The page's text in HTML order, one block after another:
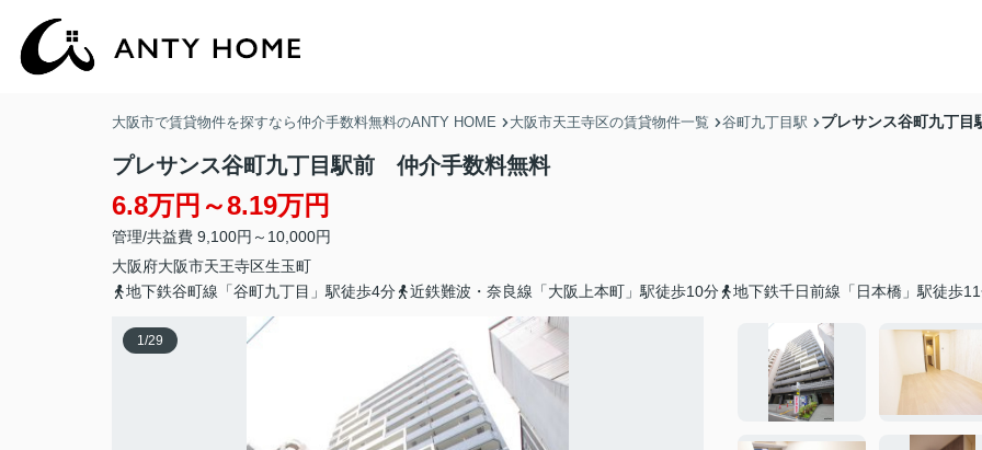
大阪市で賃貸物件を探すなら仲介手数料無料のANTY HOME 大阪市天王寺区の賃貸物件一覧 谷町九丁目駅 プレサンス谷町九丁
プレサンス谷町九丁目駅前 仲介手数料無料
6.8万円～8.19万円
管理/共益費 9,100円～10,000円
大阪府大阪市天王寺区生玉町
地下鉄谷町線「谷町九丁目」駅徒歩4分
近鉄難波・奈良線「大阪上本町」駅徒歩10分 地下鉄千日前線「日本橋」駅徒歩
1/29